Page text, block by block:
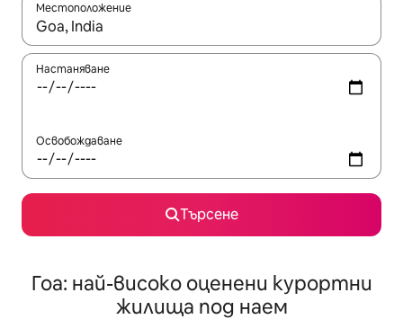
Местоположение
Когато резултатите се покажат, използвайте
Настаняване
Освобождаване
Търсене
Гоа: най-високо оценени курортни
жилища под наем